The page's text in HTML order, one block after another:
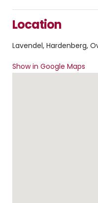
Location
Lavendel, Hardenberg,
Show in Google Maps